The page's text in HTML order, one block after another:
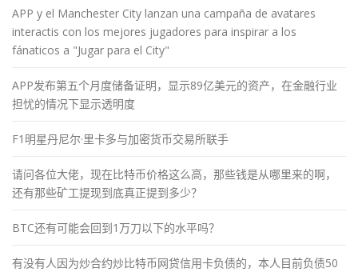
APP y el Manchester City lanzan una campaña de avatares
interactis con los mejores jugadores para inspirar a los
fánaticos a "Jugar para el City"
APP发布第五个月度储备证明，显示89亿美元的资产，在金融行业
担忧的情况下显示透明度
F1明星丹尼尔·里卡多与加密货币交易所联手
请问各位大佬，现在比特币价格这么高，那些钱是从哪里来的啊，
还有那些矿工提现到底真正提到多少？
BTC还有可能会回到1万刀以下的水平吗？
有没有人因为炒合约炒比特币网贷信用卡负债的，本人目前负债50